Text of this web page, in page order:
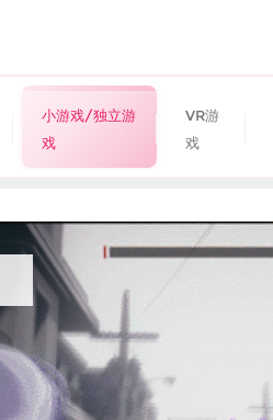
小游戏/独立游
戏
VR游
戏